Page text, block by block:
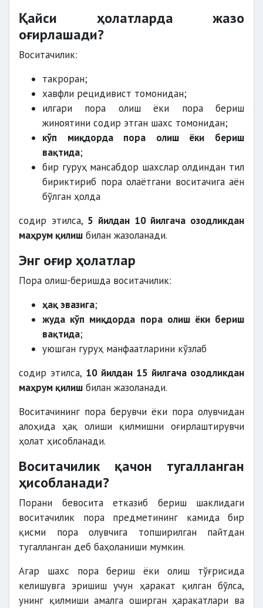
Қайси ҳолатларда жазо
оғирлашади?
Воситачилик:
такроран;
хавфли рецидивист томонидан;
илгари пора олиш ёки пора бериш
жиноятини содир этган шахс томонидан;
кўп миқдорда пора олиш ёки бериш
вақтида;
бир гуруҳ мансабдор шахслар олдиндан тил
бириктириб пора олаётгани воситачига аён
бўлган ҳолда
содир этилса, 5 йилдан 10 йилгача озодликдан
маҳрум қилиш билан жазоланади.
Энг оғир ҳолатлар
Пора олиш-беришда воситачилик:
ҳақ эвазига;
жуда кўп миқдорда пора олиш ёки бериш
вақтида;
уюшган гуруҳ манфаатларини кўзлаб
содир этилса, 10 йилдан 15 йилгача озодликдан
маҳрум қилиш билан жазоланади.
Воситачининг пора берувчи ёки пора олувчидан
алоҳида ҳақ олиши қилмишни оғирлаштирувчи
ҳолат ҳисобланади.
Воситачилик қачон тугалланган
ҳисобланади?
Порани бевосита етказиб бериш шаклидаги
воситачилик пора предметининг камида бир
қисми пора олувчига топширилган пайтдан
тугалланган деб баҳоланиши мумкин.
Агар шахс пора бериш ёки олиш тўғрисида
келишувга эришиш учун ҳаракат қилган бўлса,
унинг қилмиши амалга оширган ҳаракатлари ва